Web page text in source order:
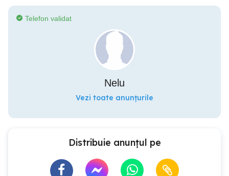
Telefon validat
Nelu
Vezi toate anunțurile
Distribuie anunțul pe